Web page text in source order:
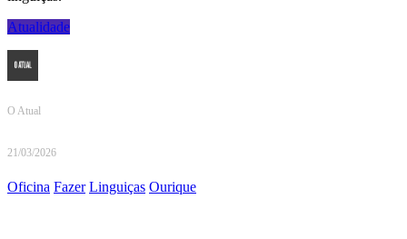
Atualidade
O Atual
21/03/2026
Oficina Fazer Linguiças Ourique